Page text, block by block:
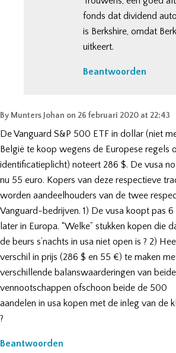
fonds dat dividend
is Berkshire, omdat
uitkeert.
Beantwoorden
By Munters Johan on 26 februari 2020 at 22:43
De Vanguard S&P 500 ETF in dollar (niet
België te koop wegens de Europese regels
identificatieplicht) noteert 286 $. De vusa
nu 55 euro. Kopers van deze respectieve
worden aandeelhouders van de twee
Vanguard-bedrijven. 1) De vusa koopt pas 6
later in Europa. “Welke” stukken kopen die
de beurs s’nachts in usa niet open is ? 2)
verschil in prijs (286 $ en 55 €) te maken
verschillende balanswaarderingen van beide
vennootschappen ofschoon beide de 500
aandelen in usa kopen met de inleg van de
?
Beantwoorden